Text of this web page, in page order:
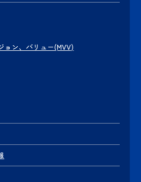
ョン、バリュー(MVV)